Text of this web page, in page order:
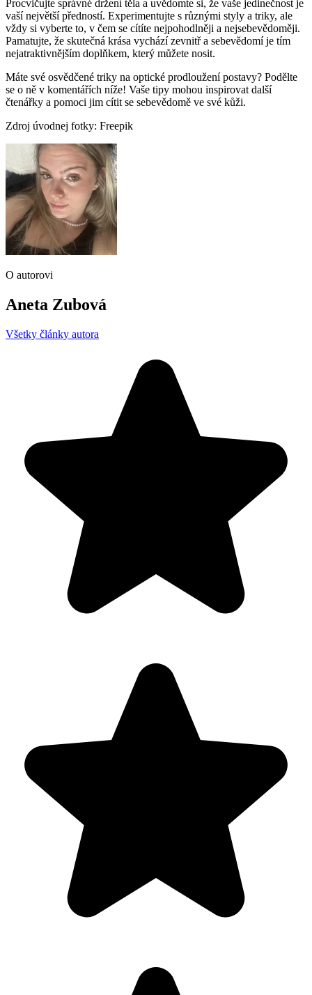
Procvičujte správné držení těla a uvědomte si, že vaše jedinečnost je
vaší největší předností. Experimentujte s různými styly a triky, ale
vždy si vyberte to, v čem se cítíte nejpohodlněji a nejsebevědoměji.
Pamatujte, že skutečná krása vychází zevnitř a sebevědomí je tím
nejatraktivnějším doplňkem, který můžete nosit.
Máte své osvědčené triky na optické prodloužení postavy? Podělte
se o ně v komentářích níže! Vaše tipy mohou inspirovat další
čtenářky a pomoci jim cítit se sebevědomě ve své kůži.
Zdroj úvodnej fotky: Freepik
O autorovi
Aneta Zubová
Všetky články autora